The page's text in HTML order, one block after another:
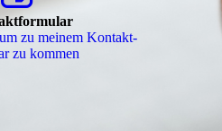
zu meinem Kon­takt­
zu kommen